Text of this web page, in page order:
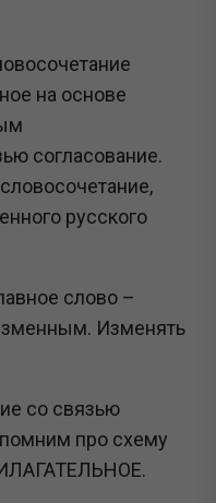
на основе
согласование.
русского
слово –
Изменять
со связью
про схему